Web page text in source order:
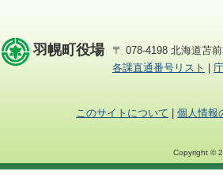
羽幌町役場
〒 078-4198 北海道苫
各課直通番号リスト
このサイトについて 個人情報
Copyright ©